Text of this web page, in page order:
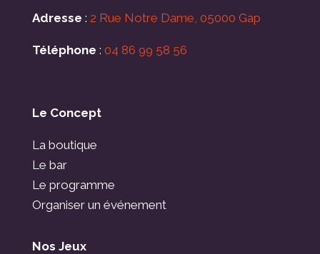
Adresse : 2 Rue Notre Dame, 05000 Gap
Téléphone : 04 86 99 58 56
Le Concept
La boutique
Le bar
Le programme
Organiser un événement
Nos Jeux